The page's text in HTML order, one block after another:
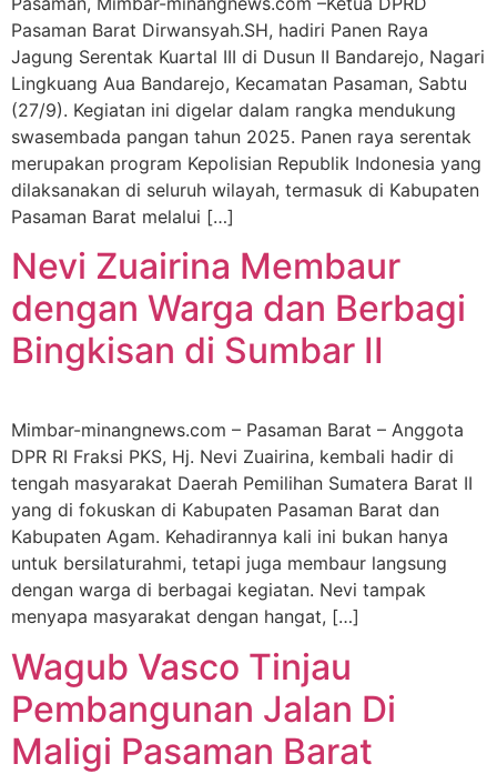
Pasaman Barat Dirwansyah.SH, hadiri Panen Raya
Jagung Serentak Kuartal III di Dusun II Bandarejo, Nagari
Lingkuang Aua Bandarejo, Kecamatan Pasaman, Sabtu
(27/9). Kegiatan ini digelar dalam rangka mendukung
swasembada pangan tahun 2025. Panen raya serentak
merupakan program Kepolisian Republik Indonesia yang
dilaksanakan di seluruh wilayah, termasuk di Kabupaten
Pasaman Barat melalui […]
Nevi Zuairina Membaur
dengan Warga dan Berbagi
Bingkisan di Sumbar II
Mimbar-minangnews.com – Pasaman Barat – Anggota
DPR RI Fraksi PKS, Hj. Nevi Zuairina, kembali hadir di
tengah masyarakat Daerah Pemilihan Sumatera Barat II
yang di fokuskan di Kabupaten Pasaman Barat dan
Kabupaten Agam. Kehadirannya kali ini bukan hanya
untuk bersilaturahmi, tetapi juga membaur langsung
dengan warga di berbagai kegiatan. Nevi tampak
menyapa masyarakat dengan hangat, […]
Wagub Vasco Tinjau
Pembangunan Jalan Di
Maligi Pasaman Barat